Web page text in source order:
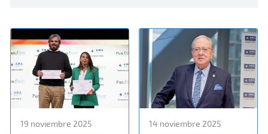
19 noviembre 2025 14 noviembre 2025